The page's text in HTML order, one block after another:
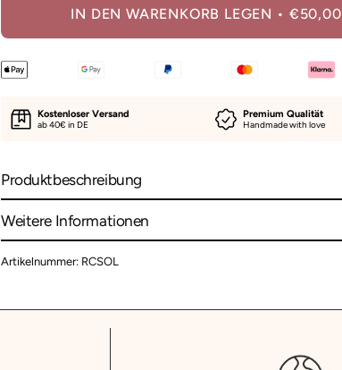
IN DEN WARENKORB LEGEN €50,00
Kostenloser Versand
ab 40€ in DE
Premium Qualität
Handmade with love
Produktbeschreibung
Weitere Informationen
Artikelnummer: RCSOL